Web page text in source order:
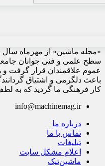
سطح علمی و فنی جوانان
عموم علاقمندان قرار گرفت و
باعث دلگرمی و اشتیاق
کار فرهنگی ما گردید که به
info@machinemag.ir
درباره ما
تماس با ما
تبلیغات
اعلام مشکل سایت
ماشین‌تیک